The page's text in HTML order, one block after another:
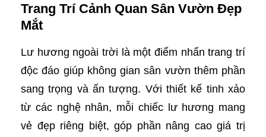
Trang Trí Cảnh Quan Sân Vườn Đẹp
Mắt
Lư hương ngoài trời là một điểm nhấn trang trí
độc đáo giúp không gian sân vườn thêm phần
sang trọng và ấn tượng. Với thiết kế tinh xảo
từ các nghệ nhân, mỗi chiếc lư hương mang
vẻ đẹp riêng biệt, góp phần nâng cao giá trị